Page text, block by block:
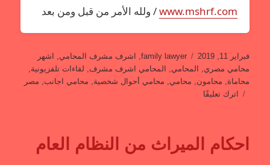
www.mshrf.com/ ولله الأمر من قبل ومن بعد
نُشرت
في
فبراير 11, 2019 التصنيفات
family lawyer اشرف مشرف المحامي
اشهر
محامي مصري
المحامي المحامي اشرف مشرف لقاءات تلفزيونية
محاماة
محامون محامي محامي أحوال شخصية محامي اجانب مصر
اترك تعليقًا
أطفال
الشوارع
احكام الميراث من النظام العام